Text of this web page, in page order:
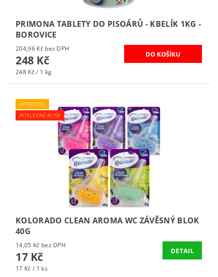
PRIMONA TABLETY DO PISOÁRŮ - KBELÍK 1KG -
BOROVICE
204,96 Kč bez DPH
248 Kč
248 Kč / 1 kg
VÝPRODEJ
POSLEDNÍ KUSY
KOLORADO CLEAN AROMA WC ZÁVĚSNÝ BLOK
40G
14,05 Kč bez DPH
17 Kč
17 Kč / 1 ks
DETAIL